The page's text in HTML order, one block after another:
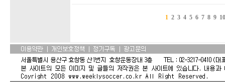
1 2 3 4 5 6 7 8 9 10